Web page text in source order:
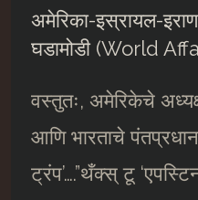
अमेरिका-इस्रायल-
घडामोडी (World
वस्तुतः, अमेरिकेचे
आणि भारताचे
ट्रंप’….”थँक्स् टू